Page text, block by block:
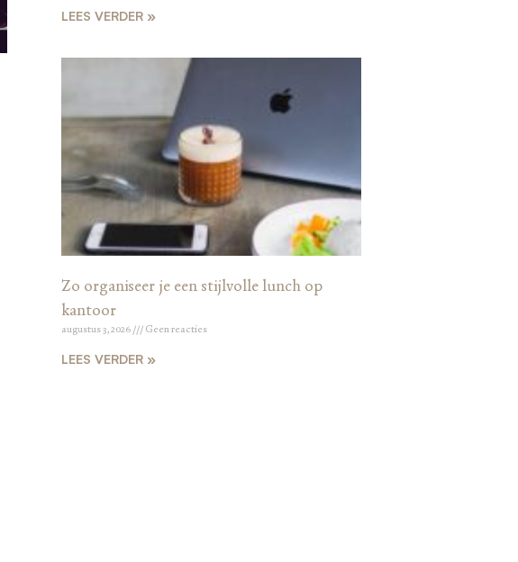
LEES VERDER »
Zo organiseer je een stijlvolle lunch op
kantoor
augustus 3, 2026 Geen reacties
LEES VERDER »